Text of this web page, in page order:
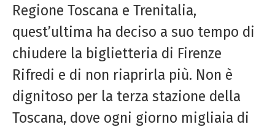
Regione Toscana e Trenitalia,
quest’ultima ha deciso a suo tempo di
chiudere la biglietteria di Firenze
Rifredi e di non riaprirla più. Non è
dignitoso per la terza stazione della
Toscana, dove ogni giorno migliaia di